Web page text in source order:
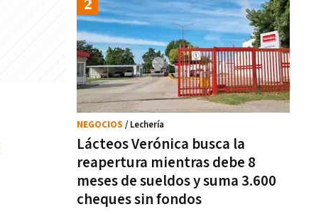
Lácteos Verónica busca la
reapertura mientras debe 8
meses de sueldos y suma 3.600
cheques sin fondos
NEGOCIOS / Lechería